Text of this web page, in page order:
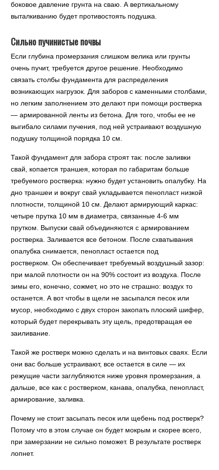
боковое давление грунта на сваю. А вертикальному
выталкиванию будет противостоять подушка.
Сильно пучинистые почвы
Если глубина промерзания слишком велика или грунты
очень пучит, требуется другое решение. Необходимо
связать столбы фундамента для распределения
возникающих нагрузок. Для заборов с каменными столбами,
но легким заполнением это делают при помощи ростверка
— армированной ленты из бетона. Для того, чтобы ее не
выгибало силами пучения, под ней устраивают воздушную
подушку толщиной порядка 10 см.
Такой фундамент для забора строят так: после заливки
свай, копается траншея, которая по габаритам больше
требуемого ростверка: нужно будет установить опалубку. На
дно траншеи и вокруг свай укладывается пенопласт низкой
плотности, толщиной 10 см. Делают армирующий каркас:
четыре прутка 10 мм в диаметра, связанные 4-6 мм
прутком. Выпуски свай объединяются с армированием
ростверка. Заливается все бетоном. После схватывания
опалубка снимается, пенопласт остается под
ростверком. Он обеспечивает требуемый воздушный зазор:
при малой плотности он на 90% состоит из воздуха. После
зимы его, конечно, сожмет, но это не страшно: воздух то
останется. А вот чтобы в щели не засыпался песок или
мусор, необходимо с двух сторон закопать плоский шифер,
который будет перекрывать эту щель, предотвращая ее
заиливание.
Такой же ростверк можно сделать и на винтовых сваях. Если
они вас больше устраивают, все остается в силе — их
режущие части заглубляются ниже уровня промерзания, а
дальше, все как с ростверком, канава, опалубка, пенопласт,
армирование, заливка.
Почему не стоит засыпать песок или щебень под ростверк?
Потому что в этом случае он будет мокрым и скорее всего,
при замерзании не сильно поможет. В результате ростверк
лопнет.